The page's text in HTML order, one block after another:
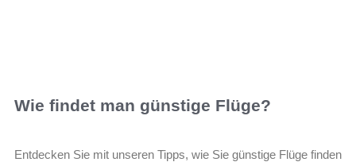
Wie findet man günstige Flüge?
Entdecken Sie mit unseren Tipps, wie Sie günstige Flüge finden